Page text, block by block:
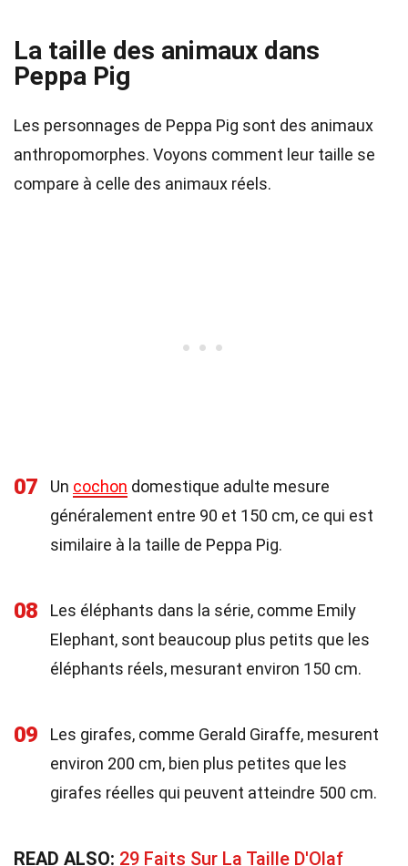
La taille des animaux dans
Peppa Pig
Les personnages de Peppa Pig sont des animaux
anthropomorphes. Voyons comment leur taille se
compare à celle des animaux réels.
07 Un cochon domestique adulte mesure
généralement entre 90 et 150 cm, ce qui est
similaire à la taille de Peppa Pig.
08
Les éléphants dans la série, comme Emily
Elephant, sont beaucoup plus petits que les
éléphants réels, mesurant environ 150 cm.
09
Les girafes, comme Gerald Giraffe, mesurent
environ 200 cm, bien plus petites que les
girafes réelles qui peuvent atteindre 500 cm.
READ ALSO: 29 Faits Sur La Taille D'Olaf